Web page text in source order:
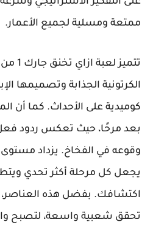
ممتعة ومسلية لجميع الأعمار.
تتميز
الكرتونية الجذابة وتصميمها
كوميدية على الأحداث. كما أن
بعد مرحًا، حيث تعكس ردود
وقوعه في الفخاخ. يزداد مستوى
يجعل كل مرحلة أكثر تحدي
اكتشافك. بفضل هذه العناصر،
تحقق شعبية واسعة، لتصبح